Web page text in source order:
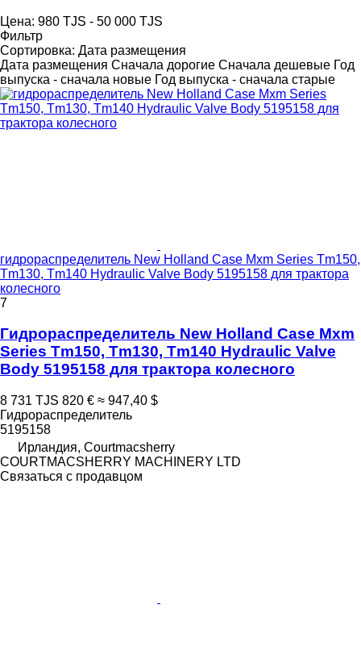
Цена: 980 TJS - 50 000 TJS
Фильтр
Сортировка: Дата размещения
Дата размещения Сначала дорогие Сначала дешевые Год
выпуска - сначала новые Год выпуска - сначала старые
гидрораспределитель New Holland Case Mxm Series Tm150,
Tm130, Tm140 Hydraulic Valve Body 5195158 для трактора
колесного
7
Гидрораспределитель New Holland Case Mxm
Series Tm150, Tm130, Tm140 Hydraulic Valve
Body 5195158 для трактора колесного
8 731 TJS 820 € ≈ 947,40 $
Гидрораспределитель
5195158
Ирландия, Courtmacsherry
COURTMACSHERRY MACHINERY LTD
Связаться с продавцом